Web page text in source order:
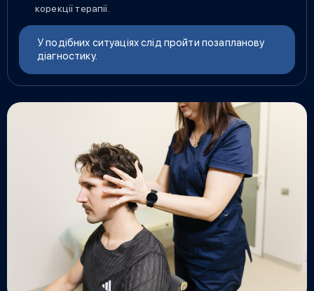
корекції терапії.
У подібних ситуаціях слід пройти позапланову
діагностику.